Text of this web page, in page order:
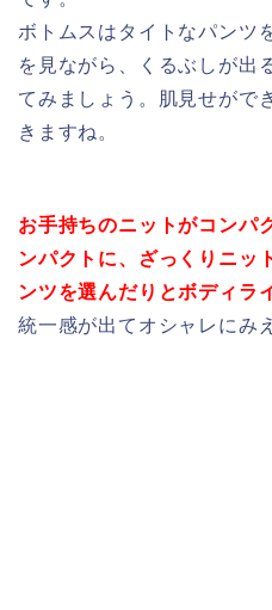
ボトムスはタイトなパンツ
を見ながら、くるぶしが出
てみましょう。肌見せがで
きますね。
お手持ちのニットがコンパ
ンパクトに、ざっくりニッ
ンツを選んだりとボディラ
統一感が出てオシャレにみ